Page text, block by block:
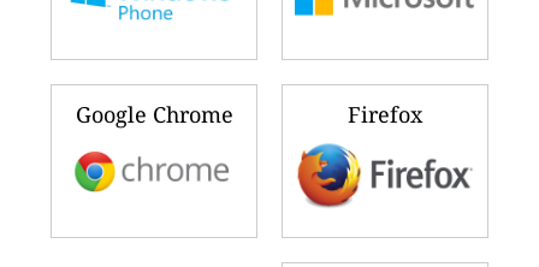
Google Chrome Firefox